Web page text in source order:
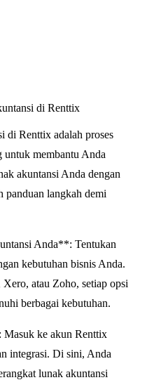
di Renttix
di Renttix adalah proses
untuk membantu Anda
akuntansi Anda dengan
panduan langkah demi
Anda**: Tentukan
kebutuhan bisnis Anda.
atau Zoho, setiap opsi
berbagai kebutuhan.
ke akun Renttix
integrasi. Di sini, Anda
lunak akuntansi